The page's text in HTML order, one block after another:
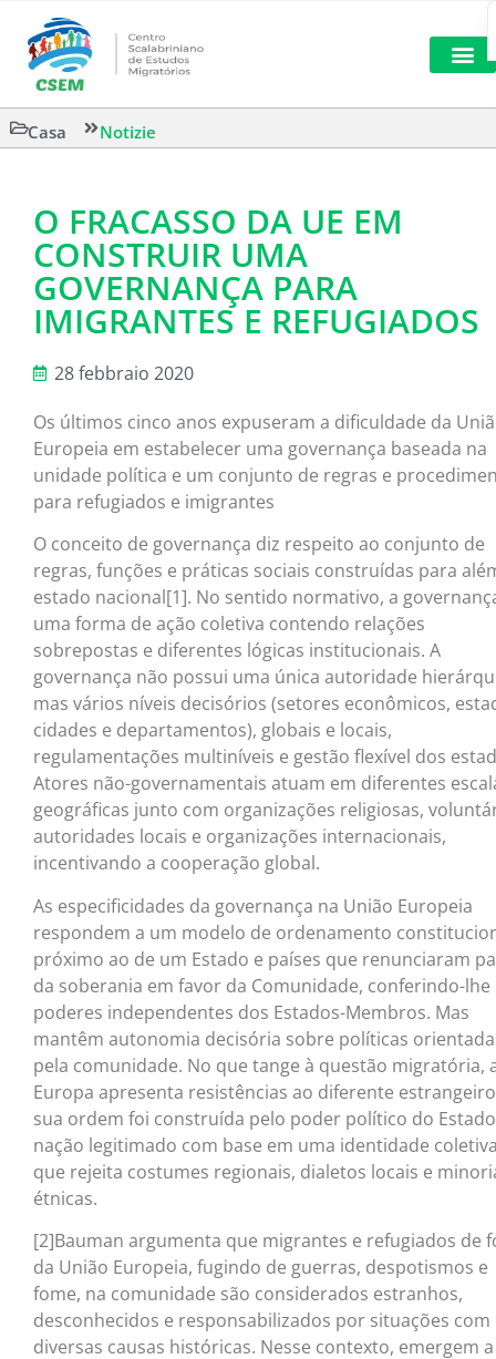
Casa Notizie
O FRACASSO DA UE EM
CONSTRUIR UMA
GOVERNANÇA PARA
IMIGRANTES E REFUGIADOS
28 febbraio 2020
Os últimos cinco anos expuseram a dificuldade da
Europeia em estabelecer uma governança baseada na
unidade política e um conjunto de regras e
para refugiados e imigrantes
O conceito de governança diz respeito ao conjunto de
regras, funções e práticas sociais construídas para
estado nacional[1]. No sentido normativo, a
uma forma de ação coletiva contendo relações
sobrepostas e diferentes lógicas institucionais. A
governança não possui uma única autoridade
mas vários níveis decisórios (setores econômicos,
cidades e departamentos), globais e locais,
regulamentações multiníveis e gestão flexível dos
Atores não-governamentais atuam em diferentes
geográficas junto com organizações religiosas,
autoridades locais e organizações internacionais,
incentivando a cooperação global.
As especificidades da governança na União Europeia
respondem a um modelo de ordenamento
próximo ao de um Estado e países que renunciaram
da soberania em favor da Comunidade, conferindo-lhe
poderes independentes dos Estados-Membros. Mas
mantêm autonomia decisória sobre políticas
pela comunidade. No que tange à questão migratória,
Europa apresenta resistências ao diferente
sua ordem foi construída pelo poder político do
nação legitimado com base em uma identidade
que rejeita costumes regionais, dialetos locais e
étnicas.
[2]Bauman argumenta que migrantes e refugiados de
da União Europeia, fugindo de guerras, despotismos e
fome, na comunidade são considerados estranhos,
desconhecidos e responsabilizados por situações com
diversas causas históricas. Nesse contexto, emergem a